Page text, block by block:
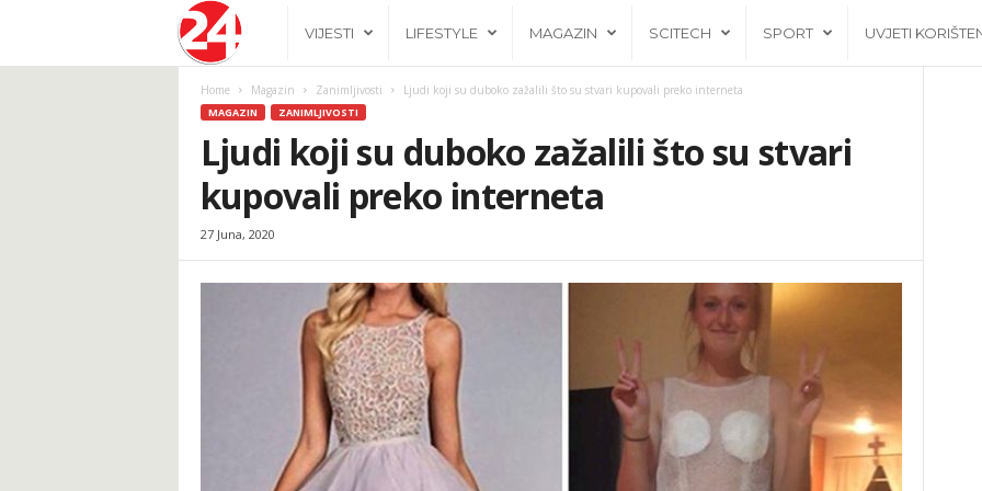
h
.
VIJESTI LIFESTYLE MAGAZIN SCITECH SPORT UVJETI
Home Magazin Zanimljivosti Ljudi koji su duboko zažalili što su stvari kupovali preko interneta
MAGAZIN ZANIMLJIVOSTI
Ljudi koji su duboko zažalili što su stvari
kupovali preko interneta
27 Juna, 2020